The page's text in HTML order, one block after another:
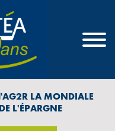
AG2R LA MONDIALE
L'ÉPARGNE